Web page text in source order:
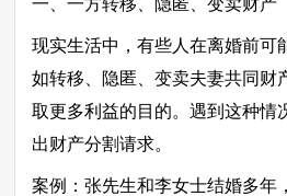
现实生活中，有些人在离婚前可
如转移、隐匿、变卖夫妻共同财
取更多利益的目的。遇到这种情
出财产分割请求。
案例：张先生和李女士结婚多年